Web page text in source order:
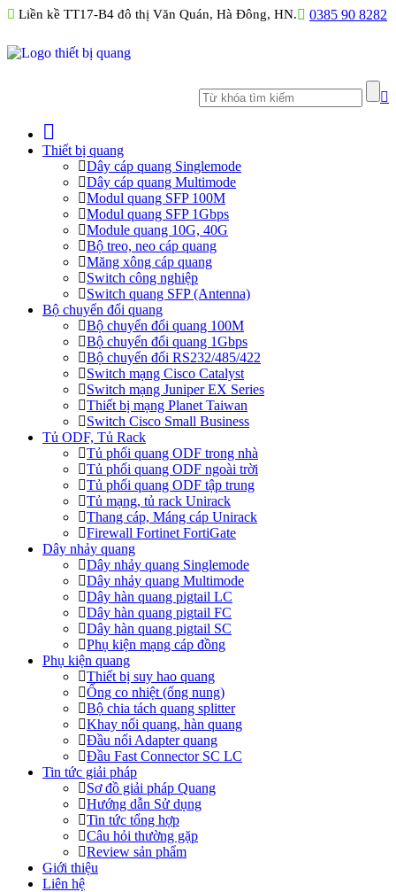
Liền kề TT17-B4 đô thị Văn Quán, Hà Đông, HN. 0385 90 8282
Thiết bị quang
Dây cáp quang Singlemode
Dây cáp quang Multimode
Modul quang SFP 100M
Modul quang SFP 1Gbps
Module quang 10G, 40G
Bộ treo, neo cáp quang
Măng xông cáp quang
Switch công nghiệp
Switch quang SFP (Antenna)
Bộ chuyển đổi quang
Bộ chuyển đổi quang 100M
Bộ chuyển đổi quang 1Gbps
Bộ chuyển đối RS232/485/422
Switch mạng Cisco Catalyst
Switch mạng Juniper EX Series
Thiết bị mạng Planet Taiwan
Switch Cisco Small Business
Tủ ODF, Tủ Rack
Tủ phối quang ODF trong nhà
Tủ phối quang ODF ngoài trời
Tủ phối quang ODF tập trung
Tủ mạng, tủ rack Unirack
Thang cáp, Máng cáp Unirack
Firewall Fortinet FortiGate
Dây nhảy quang
Dây nhảy quang Singlemode
Dây nhảy quang Multimode
Dây hàn quang pigtail LC
Dây hàn quang pigtail FC
Dây hàn quang pigtail SC
Phụ kiện mạng cáp đồng
Phụ kiện quang
Thiết bị suy hao quang
Ống co nhiệt (ống nung)
Bộ chia tách quang splitter
Khay nối quang, hàn quang
Đầu nối Adapter quang
Đầu Fast Connector SC LC
Tin tức giải pháp
Sơ đồ giải pháp Quang
Hướng dẫn Sử dụng
Tin tức tổng hợp
Câu hỏi thường gặp
Review sản phẩm
Giới thiệu
Liên hệ